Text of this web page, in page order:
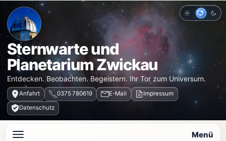
Sternwarte und
Planetarium Zwickau
Entdecken. Beobachten. Begeistern. Ihr Tor zum Universum.
Anfahrt 0375 780619 E-Mail
Impressum
Datenschutz
Hell Auto
Menü